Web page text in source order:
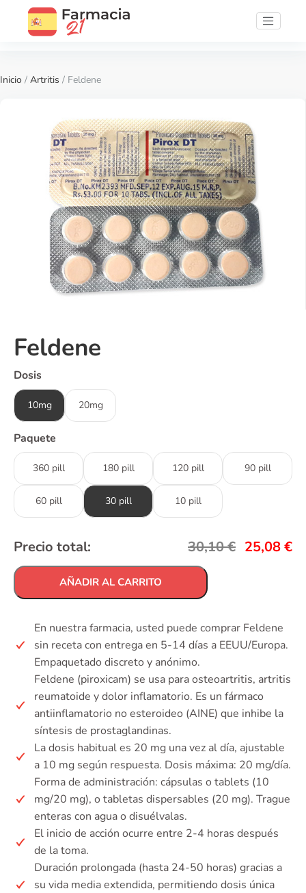
Inicio / Artritis / Feldene
Feldene
Dosis
10mg 20mg
Paquete
360 pill 180 pill 120 pill 90 pill
60 pill 30 pill 10 pill
Precio total: 30,10€ 25,08€
AÑADIR AL CARRITO
En nuestra farmacia, usted puede comprar Feldene
sin receta con entrega en 5-14 días a EEUU/Europa.
Empaquetado discreto y anónimo.
Feldene (piroxicam) se usa para osteoartritis, artritis
reumatoide y dolor inflamatorio. Es un fármaco
antiinflamatorio no esteroideo (AINE) que inhibe la
síntesis de prostaglandinas.
La dosis habitual es 20 mg una vez al día, ajustable
a 10 mg según respuesta. Dosis máxima: 20 mg/día.
Forma de administración: cápsulas o tablets (10
mg/20 mg), o tabletas dispersables (20 mg). Trague
enteras con agua o disuélvalas.
El inicio de acción ocurre entre 2-4 horas después
de la toma.
Duración prolongada (hasta 24-50 horas) gracias a
su vida media extendida, permitiendo dosis única